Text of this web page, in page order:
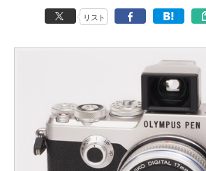
リスト